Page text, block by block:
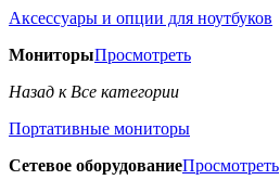
Аксессуары и опции для ноутбуков
МониторыПросмотреть
Назад к Все категории
Портативные мониторы
Сетевое оборудованиеПросмотреть